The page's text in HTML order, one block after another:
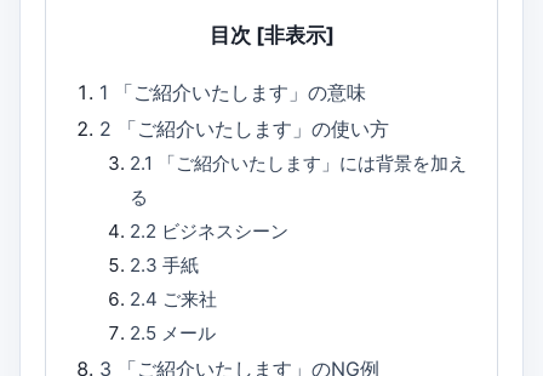
目次 [非表示]
1
「ご紹介いたします」の意味
2
「ご紹介いたします」の使い方
2.1
「ご紹介いたします」には背景を加え
る
2.2 ビジネスシーン
2.3 手紙
2.4 ご来社
2.5 メール
3
「ご紹介いたします」のNG例